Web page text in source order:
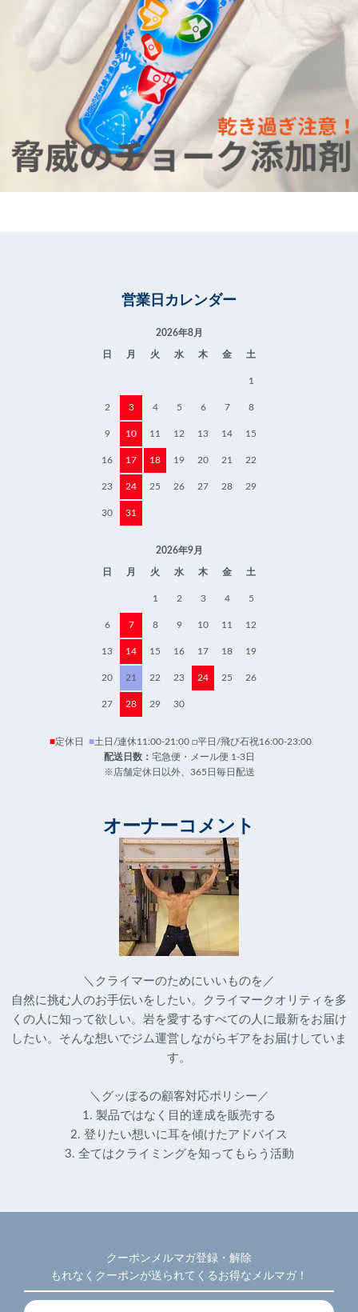
営業日カレンダー
2026年8月
日 月 火 水 木 金 土
1
2 3 4 5 6 7 8
9 10 11 12 13 14 15
16 17 18 19 20 21 22
23 24 25 26 27 28 29
30 31
2026年9月
日 月 火 水 木 金 土
1 2 3 4 5
6 7 8 9 10 11 12
13 14 15 16 17 18 19
20 21 22 23 24 25 26
27 28 29 30
■定休日 ■土日/連休11:00-21:00 □平日/飛び石祝16:00-23:00
配送日数： 宅急便・メール便 1-3日
※店舗定休日以外、365日毎日配送
オーナーコメント
＼クライマーのためにいいものを／
自然に挑む人のお手伝いをしたい。クライマークオリティを多
くの人に知って欲しい。岩を愛するすべての人に最新をお届け
したい。そんな想いでジム運営しながらギアをお届けしていま
す。
＼グッぼるの顧客対応ポリシー／
1. 製品ではなく目的達成を販売する
2. 登りたい想いに耳を傾けたアドバイス
3. 全てはクライミングを知ってもらう活動
クーポンメルマガ登録・解除
もれなくクーポンが送られてくるお得なメルマガ！